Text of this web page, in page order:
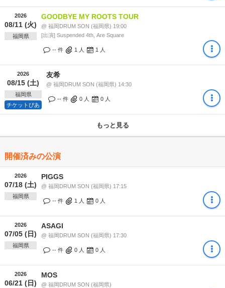
2026
08/11 (火)
福岡県
GOODBYE MY ROOTS TOUR
@ 福岡DRUM SON (福岡県) 19:00
[出演] Suspended 4th, Are Square
-- 件 1 人 1 人
2026
08/15 (土)
福岡県
チケットぴあ
友希
@ 福岡DRUM SON (福岡県) 14:30
-- 件 0 人 0 人
もっと見る
開催済みの公演
2026
07/18 (土)
福岡県
PIGGS
@ 福岡DRUM SON (福岡県) 17:15
-- 件 1 人 0 人
2026
07/05 (日)
福岡県
ASAGI
@ 福岡DRUM SON (福岡県) 17:30
-- 件 0 人 0 人
2026
06/21 (日)
MOS
@ 福岡DRUM SON (福岡県)